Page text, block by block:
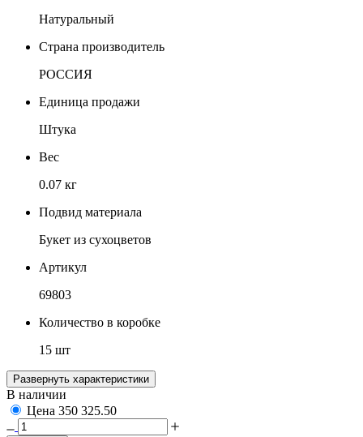
Натуральный
Страна производитель
РОССИЯ
Единица продажи
Штука
Вес
0.07 кг
Подвид материала
Букет из сухоцветов
Артикул
69803
Количество в коробке
15 шт
Развернуть характеристики
В наличии
Цена 350 325.50